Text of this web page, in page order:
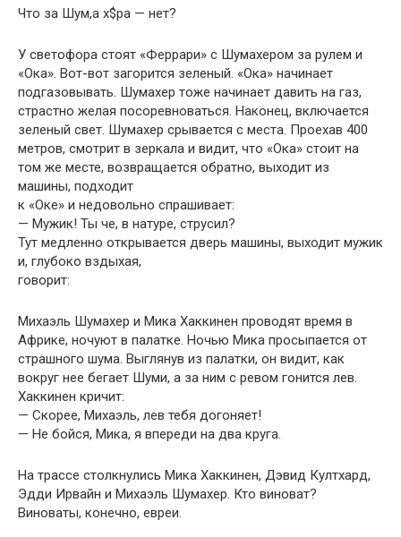
Что за Шум,а х$ра — нет?
У светофора стоят «Феррари» с Шумахером за рулем и
«Ока». Вот-вот загорится зеленый. «Ока» начинает
подгазовывать. Шумахер тоже начинает давить на газ,
страстно желая посоревноваться. Наконец, включается
зеленый свет. Шумахер срывается с места. Проехав 400
метров, смотрит в зеркала и видит, что «Ока» стоит на
том же месте, возвращается обратно, выходит из
машины, подходит
к «Оке» и недовольно спрашивает:
— Мужик! Ты че, в натуре, струсил?
Тут медленно открывается дверь машины, выходит мужик
и, глубоко вздыхая,
говорит:
Михаэль Шумахер и Мика Хаккинен проводят время в
Африке, ночуют в палатке. Ночью Мика просыпается от
страшного шума. Выглянув из палатки, он видит, как
вокруг нее бегает Шуми, а за ним с ревом гонится лев.
Хаккинен кричит:
— Скорее, Михаэль, лев тебя догоняет!
— Не бойся, Мика, я впереди на два круга.
На трассе столкнулись Мика Хаккинен, Дэвид Култхард,
Эдди Ирвайн и Михаэль Шумахер. Кто виноват?
Виноваты, конечно, евреи.